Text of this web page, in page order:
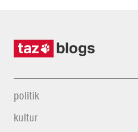
politik
kultur